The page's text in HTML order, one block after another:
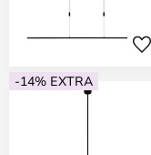
-14% EXTRA